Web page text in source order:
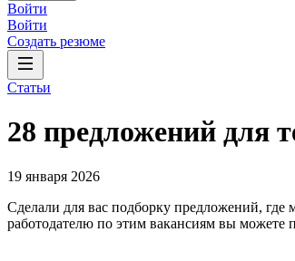
Войти
Войти
Создать резюме
Статьи
28 предложений для
19 января 2026
Сделали для вас подборку предложений,
работодателю по этим вакансиям вы можете